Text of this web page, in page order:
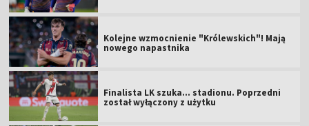
Kolejne wzmocnienie "Królewskich"! Mają
nowego napastnika
Finalista LK szuka... stadionu. Poprzedni
został wyłączony z użytku